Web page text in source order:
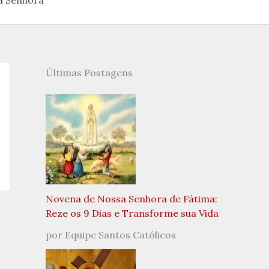
Últimas Postagens
Novena de Nossa Senhora de Fátima:
Reze os 9 Dias e Transforme sua Vida
por Equipe Santos Católicos